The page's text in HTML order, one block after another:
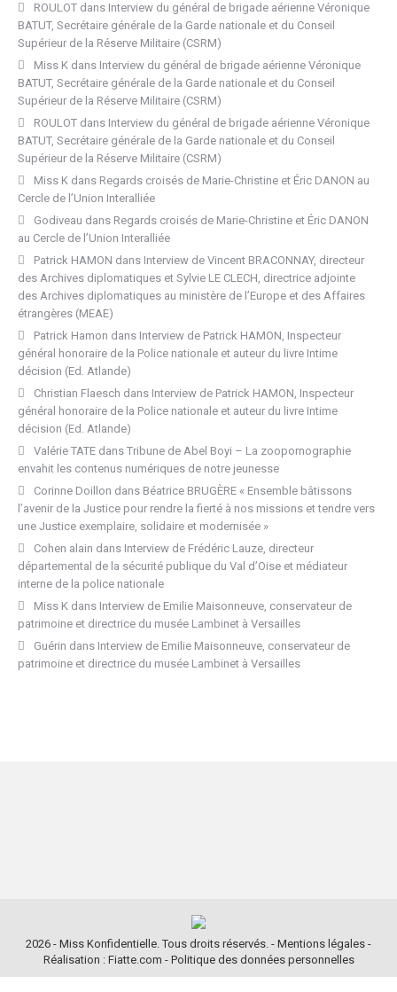
ROULOT dans Interview du général de brigade aérienne Véronique
BATUT, Secrétaire générale de la Garde nationale et du Conseil
Supérieur de la Réserve Militaire (CSRM)
Miss K dans Interview du général de brigade aérienne Véronique
BATUT, Secrétaire générale de la Garde nationale et du Conseil
Supérieur de la Réserve Militaire (CSRM)
ROULOT dans Interview du général de brigade aérienne Véronique
BATUT, Secrétaire générale de la Garde nationale et du Conseil
Supérieur de la Réserve Militaire (CSRM)
Miss K dans Regards croisés de Marie-Christine et Éric DANON au
Cercle de l’Union Interalliée
Godiveau dans Regards croisés de Marie-Christine et Éric DANON
au Cercle de l’Union Interalliée
Patrick HAMON dans Interview de Vincent BRACONNAY, directeur
des Archives diplomatiques et Sylvie LE CLECH, directrice adjointe
des Archives diplomatiques au ministère de l’Europe et des Affaires
étrangères (MEAE)
Patrick Hamon dans Interview de Patrick HAMON, Inspecteur
général honoraire de la Police nationale et auteur du livre Intime
décision (Ed. Atlande)
Christian Flaesch dans Interview de Patrick HAMON, Inspecteur
général honoraire de la Police nationale et auteur du livre Intime
décision (Ed. Atlande)
Valérie TATE dans Tribune de Abel Boyi – La zoopornographie
envahit les contenus numériques de notre jeunesse
Corinne Doillon dans Béatrice BRUGÈRE « Ensemble bâtissons
l’avenir de la Justice pour rendre la fierté à nos missions et tendre vers
une Justice exemplaire, solidaire et modernisée »
Cohen alain dans Interview de Frédéric Lauze, directeur
départemental de la sécurité publique du Val d’Oise et médiateur
interne de la police nationale
Miss K dans Interview de Emilie Maisonneuve, conservateur de
patrimoine et directrice du musée Lambinet à Versailles
Guérin dans Interview de Emilie Maisonneuve, conservateur de
patrimoine et directrice du musée Lambinet à Versailles
2026 - Miss Konfidentielle. Tous droits réservés. - Mentions légales -
Réalisation : Fiatte.com - Politique des données personnelles